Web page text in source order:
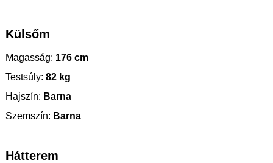
Külsőm
Magasság: 176 cm
Testsúly: 82 kg
Hajszín: Barna
Szemszín: Barna
Hátterem